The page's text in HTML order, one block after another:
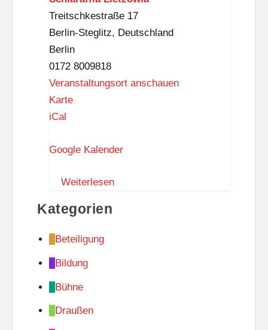
Treitschkestraße 17
Berlin-Steglitz, Deutschland
Berlin
0172 8009818
Veranstaltungsort anschauen
KarteS
l
r
f
a
L
iCal
Google Kalender
Weiterlesen
Kategorien
Beteiligung
Bildung
Bühne
Draußen